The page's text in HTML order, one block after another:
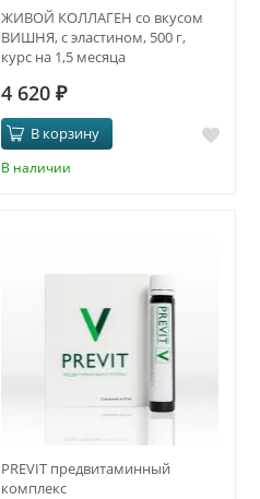
ЖИВОЙ КОЛЛАГЕН со вкусом
ВИШНЯ, с эластином, 500 г,
курс на 1,5 месяца
4 620 ₽
В корзину
В наличии
PREVIT предвитаминный
комплекс